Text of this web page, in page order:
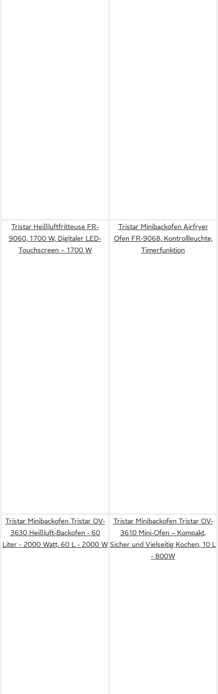
Tristar Heißluftfritteuse FR-
9060, 1700 W, Digitaler LED-
Touchscreen – 1700 W
Tristar Minibackofen Airfryer
Ofen FR-9068, Kontrollleuchte,
Timerfunktion
Tristar Minibackofen Tristar OV-
3630 Heißluft-Backofen - 60
Liter - 2000 Watt, 60 L - 2000 W
Tristar Minibackofen Tristar OV-
3610 Mini-Ofen – Kompakt,
Sicher und Vielseitig Kochen, 10 L
- 800W